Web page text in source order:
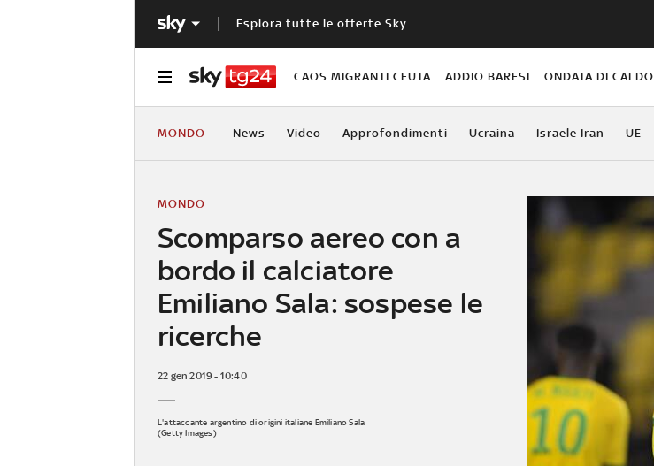
Esplora tutte le offerte Sky
CAOS MIGRANTI CEUTA ADDIO BARESI ONDATA DI CALDO
MONDO News Video Approfondimenti Ucraina Israele Iran UE
Scomparso aereo con a
bordo il calciatore
Emiliano Sala: sospese le
ricerche
MONDO
22 gen 2019 - 10:40
L'attaccante argentino di origini italiane Emiliano Sala
(Getty Images)